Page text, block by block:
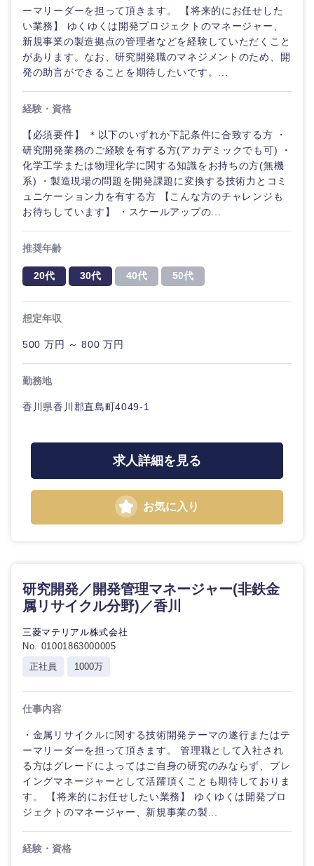
作、ゲー
ム
技術職
（モノづ
職
メディカ
ル
門職
建設・施
工管理
事務職
不動産専門職
建設・施工管理
事務職
WEBサービス
コンサル・シンクタンク
マスメディア
エンターテイメント
法律・特許事務所・監査法人
人材・アウトソーシング
その他
関東地方
茨城県
群馬県 埼玉県
千葉県
神奈川県
ーマリーダーを担って頂きます。 【将来的にお任せした
い業務】 ゆくゆくは開発プロジェクトのマネージャー、
新規事業の製造拠点の管理者などを経験していただくこと
があります。なお、研究開発職のマネジメントのため、開
発の助言ができることを期待したいです。...
経験・資格
【必須要件】 ＊以下のいずれか下記条件に合致する方 ・
研究開発業務のご経験を有する方(アカデミックでも可) ・
化学工学または物理化学に関する知識をお持ちの方(無機
系) ・製造現場の問題を開発課題に変換する技術力とコミ
ュニケーション力を有する方 【こんな方のチャレンジも
お待ちしています】 ・スケールアップの...
推奨年齢
20代 30代 40代 50代
想定年収
500 万円 ～ 800 万円
勤務地
香川県香川郡直島町4049-1
求人詳細を見る
お気に入り
研究開発／開発管理マネージャー(非鉄金
属リサイクル分野)／香川
三菱マテリアル株式会社
No. 01001863000005
正社員
1000万
仕事内容
・金属リサイクルに関する技術開発テーマの遂行またはテ
ーマリーダーを担って頂きます。 管理職として入社され
る方はグレードによってはご自身の研究のみならず、プレ
イングマネージャーとして活躍頂くことも期待しておりま
す。 【将来的にお任せしたい業務】 ゆくゆくは開発プロ
ジェクトのマネージャー、新規事業の製...
経験・資格